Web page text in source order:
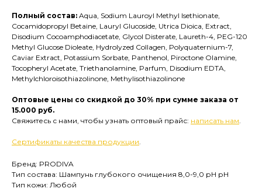
Полный состав: Aqua, Sodium Lauroyl Methyl Isethionate,
Cocamidopropyl Betaine, Lauryl Glucoside, Utrica Dioica, Extract,
Disodium Cocoamphodiacetate, Glycol Disterate, Laureth-4, PEG-120
Methyl Glucose Dioleate, Hydrolyzed Collagen, Polyquaternium-7,
Caviar Extract, Potassium Sorbate, Panthenol, Piroctone Olamine,
Tocopheryl Acetate, Triethanolamine, Parfum, Disodium EDTA,
Methylchloroisothiazolinone, Methylisothiazolinone
Оптовые цены со скидкой до 30% при сумме заказа от
15.000 руб.
Свяжитесь с нами, чтобы узнать оптовый прайс: написать нам.
Сертификаты качества продукции.
Бренд: PRODIVA
Тип состава: Шампунь глубокого очищения 8,0-9,0 рН рН
Тип кожи: Любой